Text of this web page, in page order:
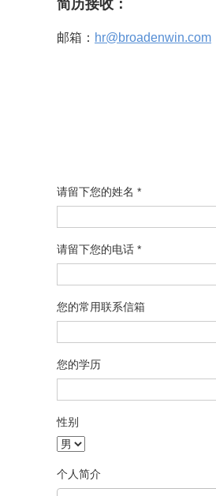
简历接收：
邮箱： hr@broadenwin.com
请留下您的姓名 *
请留下您的电话 *
您的常用联系信箱
您的学历
性别
个人简介